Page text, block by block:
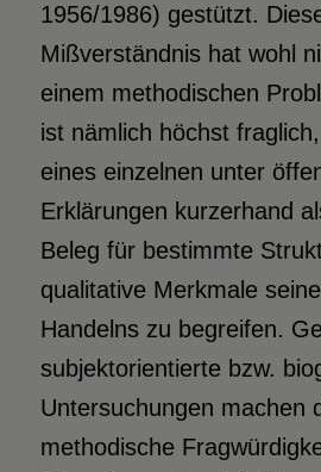
1956/1986) gestützt.
Mißverständnis hat wohl
einem methodischen
ist nämlich höchst
eines einzelnen unter
Erklärungen kurzerhand
Beleg für bestimmte
qualitative Merkmale
Handelns zu begreifen.
subjektorientierte bzw.
Untersuchungen machen
methodische